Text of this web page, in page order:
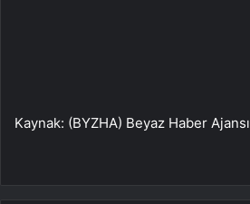
Kaynak: (BYZHA) Beyaz Haber Ajansı